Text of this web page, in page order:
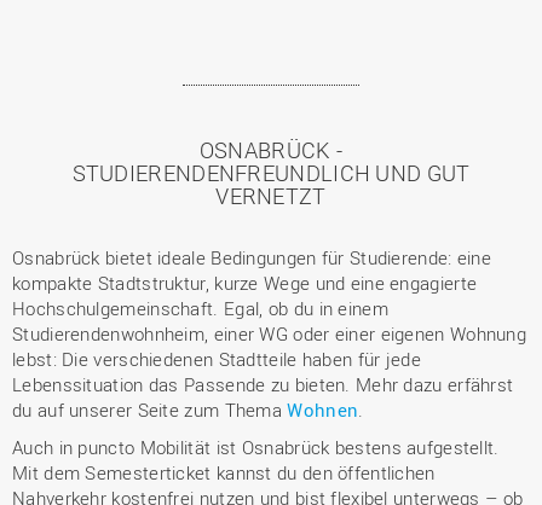
OSNABRÜCK -
STUDIERENDENFREUNDLICH UND GUT
VERNETZT
Osnabrück bietet ideale Bedingungen für Studierende: eine
kompakte Stadtstruktur, kurze Wege und eine engagierte
Hochschulgemeinschaft. Egal, ob du in einem
Studierendenwohnheim, einer WG oder einer eigenen Wohnung
lebst: Die verschiedenen Stadtteile haben für jede
Lebenssituation das Passende zu bieten. Mehr dazu erfährst
du auf unserer Seite zum ThemaWohnen
Auch in puncto Mobilität ist Osnabrück bestens aufgestellt.
Mit dem Semesterticket kannst du den öffentlichen
Nahverkehr kostenfrei nutzen und bist flexibel unterwegs – ob